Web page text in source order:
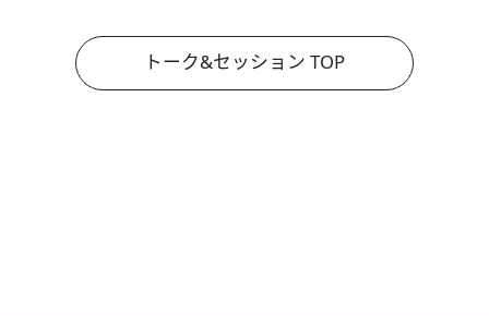
トーク&セッション TOP